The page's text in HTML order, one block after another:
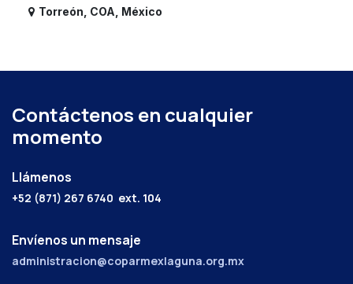
Torreón COA México
Contáctenos en cualquier
momento
Llámenos
+52 (871) 267 6740 ext. 104
Envíenos un mensaje
administracion@coparmexlaguna.org.mx